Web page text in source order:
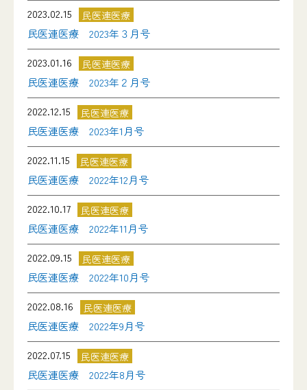
2023.02.15
民医連医療
民医連医療 2023年３月号
2023.01.16
民医連医療
民医連医療 2023年２月号
2022.12.15
民医連医療
民医連医療 2023年1月号
2022.11.15
民医連医療
民医連医療 2022年12月号
2022.10.17
民医連医療
民医連医療 2022年11月号
2022.09.15
民医連医療
民医連医療 2022年10月号
2022.08.16
民医連医療
民医連医療 2022年9月号
2022.07.15
民医連医療
民医連医療 2022年8月号